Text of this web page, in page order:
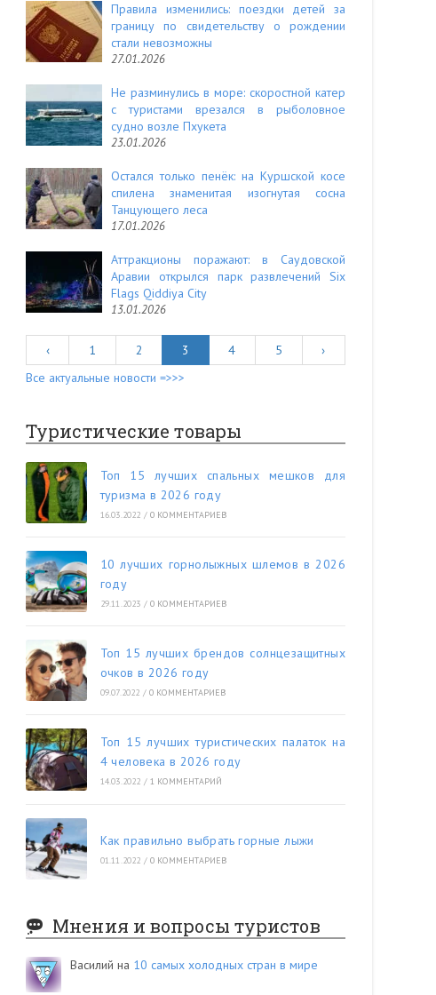
Правила изменились: поездки детей за
границу по свидетельству о рождении
стали невозможны
27.01.2026
Не разминулись в море: скоростной катер
с туристами врезался в рыболовное
судно возле Пхукета
23.01.2026
Остался только пенёк: на Куршской косе
спилена знаменитая изогнутая сосна
Танцующего леса
17.01.2026
Аттракционы поражают: в Саудовской
Аравии открылся парк развлечений Six
Flags Qiddiya City
13.01.2026
‹ 1 2 3 4 5
›
Все актуальные новости =>>>
Туристические товары
Топ 15 лучших спальных мешков для
туризма в 2026 году
16.03.2022 / 0 КОММЕНТАРИЕВ
10 лучших горнолыжных шлемов в 2026
году
29.11.2023 / 0 КОММЕНТАРИЕВ
Топ 15 лучших брендов солнцезащитных
очков в 2026 году
09.07.2022 / 0 КОММЕНТАРИЕВ
Топ 15 лучших туристических палаток на
4 человека в 2026 году
14.03.2022 / 1 КОММЕНТАРИЙ
Как правильно выбрать горные лыжи
01.11.2022 / 0 КОММЕНТАРИЕВ
Мнения и вопросы туристов
Василий на 10 самых холодных стран в мире